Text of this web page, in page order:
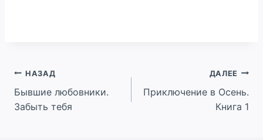
Навигация
по
НАЗАД
Бывшие любовники.
Забыть тебя
ДАЛЕЕ
Приключение в Осень.
Книга 1